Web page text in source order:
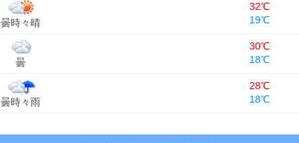
曇時々晴
32℃
19℃
曇
30℃
18℃
曇時々雨
28℃
18℃